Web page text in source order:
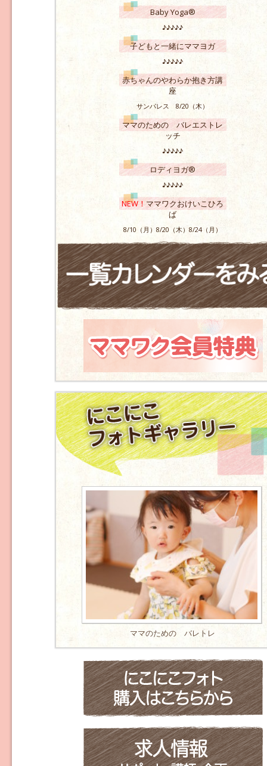
Baby Yoga®
♪♪♪♪♪
子どもと一緒にママヨガ
♪♪♪♪♪
赤ちゃんのやわらか抱き方講
座
サンパレス 8/20（木）
ママのための バレエストレ
ッチ
♪♪♪♪♪
ロディヨガ®
♪♪♪♪♪
NEW！ママワクおけいこひろ
ば
8/10（月）8/20（木）8/24（月）
ママのための バレトレ